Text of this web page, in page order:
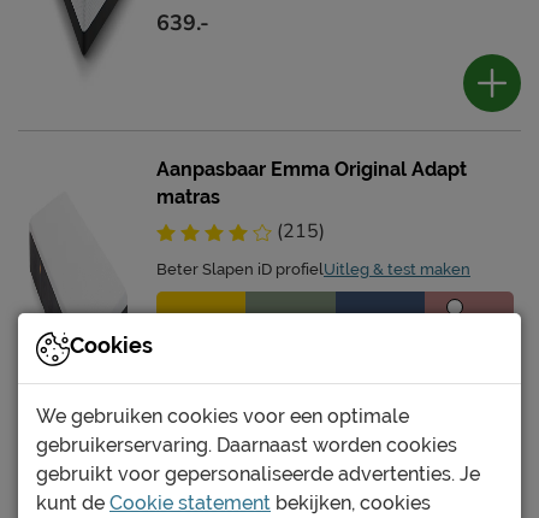
639.-
Aanpasbaar Emma Original Adapt
matras
(215)
Beter Slapen iD profielUitleg & test maken
Levertijdindicatie: 3 dagen
1079.-
Cookies
We gebruiken cookies voor een optimale
gebruikerservaring. Daarnaast worden cookies
gebruikt voor gepersonaliseerde advertenties. Je
kunt de Cookie statement bekijken, cookies